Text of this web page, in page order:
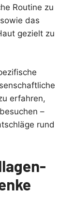
Routine zu
das
gezielt zu
erfahren,
besuchen –
rund